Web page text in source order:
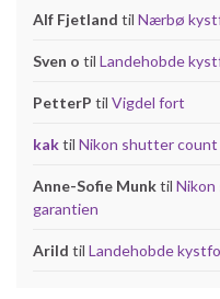
Alf Fjetland til Nærbø
Sven o til Landehobde
PetterP til Vigdel fort
kaktil Nikon shutter count
Anne-Sofie Munktil Nikon
garantien
Arild til Landehobde